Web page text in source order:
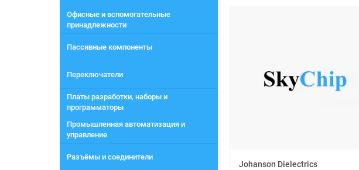
Офисные и вспомогательные
принадлежности
Пассивные компоненты
Переключатели
Платы разработки, наборы и
программаторы
Промышленная автоматизация и
управление
Разъёмы и соединители
Johanson Dielectrics